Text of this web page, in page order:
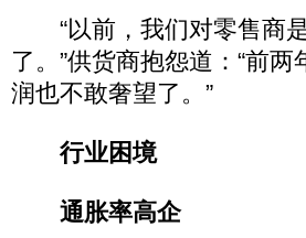
“以前，我们对零售商是
了。”供货商抱怨道：“前
润也不敢奢望了。”
行业困境
通胀率高企